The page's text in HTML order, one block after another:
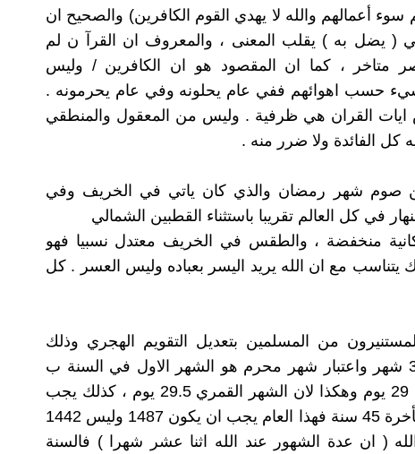
سوء أعمالهم والله لا يهدي القوم الكافرين) والصحيح ان
في ( يضل به ) يقلب المعنى ، والمعروف ان القرآ ن لم
متاخر ، كما ان المقصود هو ان الكافرين / وليس
حسب اهوائهم ففي عام يحلونه وفي عام يحرمونه .
ايات القران هي ظرفية . وليس من المعقول والمنطقي
كل الفائدة ولا ضرر منه .
صوم شهر رمضان والذي كان ياتي في الخريف وفي
في كل العالم تقريبا باستثناء القطبين الشمالي
منخفضة ، والطقس في الخريف معتدل نسبيا فهو
يتناسب مع ان الله يريد اليسر بعباده وليس العسر . كل
من المسلمين بتعديل التقويم الهجري وذلك
باضافة شهر قمري كل 32 شهر واعتبار شهر محرم هو الشهر الاول في السنة ب
30 يوما يليه شهر صفر ب 29 يوم وهكذا لان الشهر القمري 29.5 يوم ، كذلك يجب
تصحيح السنة الهجرية المتأخرة 45 سنة فهذا العام يجب ان يكون 1487 وليس 1442
( ان عدة الشهور عند الله اثنا عشر شهرا ) فالسنة